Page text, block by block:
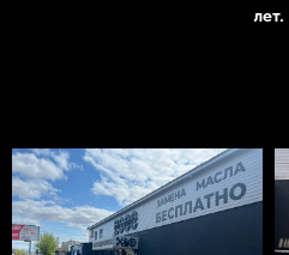
лет.